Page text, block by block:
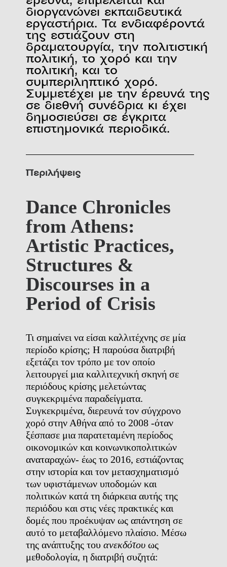
διοργανώνει εκπαιδευτικά
εργαστήρια. Τα ενδιαφέροντά
της εστιάζουν στη
δραματουργία, την πολιτιστική
πολιτική, το χορό και την
πολιτική, και το
συμπεριληπτικό χορό.
Συμμετέχει με την έρευνά της
σε διεθνή συνέδρια κι έχει
δημοσιεύσει σε έγκριτα
επιστημονικά περιοδικά.
Περιλήψεις
Dance Chronicles
from Athens:
Artistic Practices,
Structures &
Discourses in a
Period of Crisis
Τι σημαίνει να είσαι καλλιτέχνης σε μία
περίοδο κρίσης; Η παρούσα διατριβή
εξετάζει τον τρόπο με τον οποίο
λειτουργεί μια καλλιτεχνική σκηνή σε
περιόδους κρίσης μελετώντας
συγκεκριμένα παραδείγματα.
Συγκεκριμένα, διερευνά τον σύγχρονο
χορό στην Αθήνα από το 2008 -όταν
ξέσπασε μια παρατεταμένη περίοδος
οικονομικών και κοινωνικοπολιτικών
αναταραχών- έως το 2016, εστιάζοντας
στην ιστορία και τον μετασχηματισμό
των υφιστάμενων υποδομών και
πολιτικών κατά τη διάρκεια αυτής της
περιόδου και στις νέες πρακτικές και
δομές που προέκυψαν ως απάντηση σε
αυτό το μεταβαλλόμενο πλαίσιο. Μέσω
της ανάπτυξης του ανεκδότου ως
μεθοδολογία, η διατριβή συζητά: